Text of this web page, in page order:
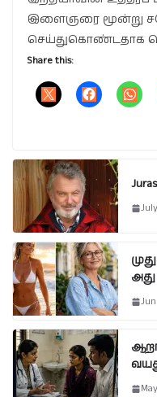
இளைஞரை மூன்று
செய்துகொண்டதாக
Share this: